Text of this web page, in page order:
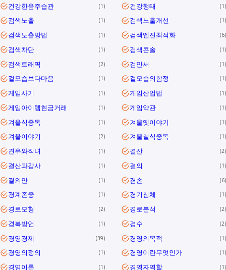
건강한음주습관 1 건강행태 1
검색노출 1 검색노출개선 1
검색노출방법 1 검색엔진최적화 6
검색차단 1 검색콘솔 1
검색트래픽 2 검안서 1
겉모습보다마음 1 겉모습의함정 1
게임사기 1 게임산업법 1
게임아이템현금거래 1 게임약관 1
겨울식중독 1 겨울옛이야기 1
겨울이야기 2 겨울철식중독 1
견우와직녀 1 결산 2
결산과감사 1 결의 1
결의안 1 겸손 6
경계존중 1 경기침체 1
경로모형 2 경로분석 2
경북방언 1 경수 2
경영경제 39 경영의목적 1
경영의정의 1 경영이란무엇인가 1
경영이론 1 경영자역할 1